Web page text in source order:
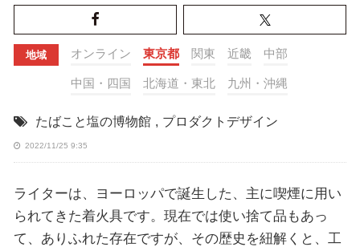
地域 オンライン 東京都 関東 近畿 中部
中国・四国 北海道・東北 九州・沖縄
たばこと塩の博物館 , プロダクトデザイン
2022/11/25 9:35
ライターは、ヨーロッパで誕生した、主に喫煙に用い
られてきた着火具です。現在では使い捨て品もあっ
て、ありふれた存在ですが、その歴史を紐解くと、工